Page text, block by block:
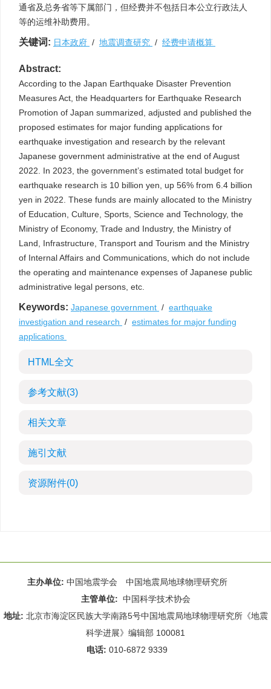
通省及总务省等下属部门，但经费并不包括日本公立行政法人
等的运维补助费用。
关键词: 日本政府 / 地震调查研究 / 经费申请概算
Abstract:
According to the Japan Earthquake Disaster Prevention
Measures Act, the Headquarters for Earthquake Research
Promotion of Japan summarized, adjusted and published the
proposed estimates for major funding applications for
earthquake investigation and research by the relevant
Japanese government administrative at the end of August
2022. In 2023, the government’s estimated total budget for
earthquake research is 10 billion yen, up 56% from 6.4 billion
yen in 2022. These funds are mainly allocated to the Ministry
of Education, Culture, Sports, Science and Technology, the
Ministry of Economy, Trade and Industry, the Ministry of
Land, Infrastructure, Transport and Tourism and the Ministry
of Internal Affairs and Communications, which do not include
the operating and maintenance expenses of Japanese public
administrative legal persons, etc.
Keywords: Japanese government / earthquake
investigation and research / estimates for major funding
applications
HTML全文
参考文献(3)
相关文章
施引文献
资源附件(0)
主办单位: 中国地震学会 中国地震局地球物理研究所
主管单位: 中国科学技术协会
地址: 北京市海淀区民族大学南路5号中国地震局地球物理研究所《地震
科学进展》编辑部 100081
电话: 010-6872 9339